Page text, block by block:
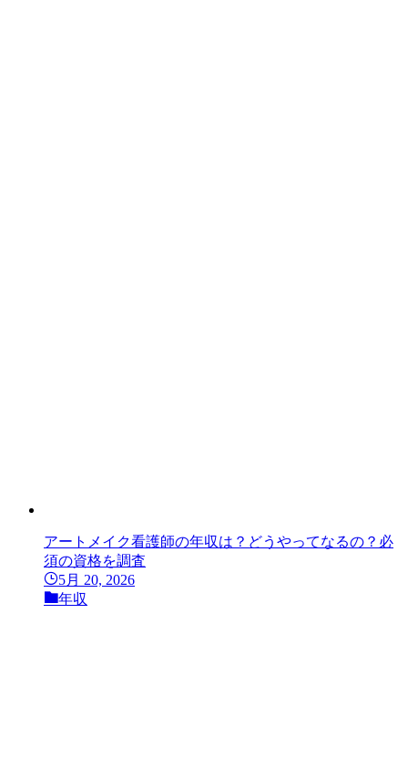
アートメイク看護師の年収は？どうやってなるの？必
須の資格を調査
5月 20, 2026
年収